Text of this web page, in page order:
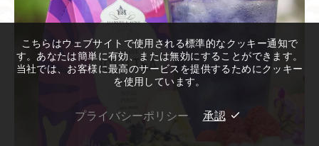
こちらはウェブサイトで使用される標準的なクッキー通知で
す。あなたは簡単に有効、または無効にすることができます。
当社では、お客様に最高のサービスを提供するためにクッキー
を使用しています。
プライバシーポリシー 承認